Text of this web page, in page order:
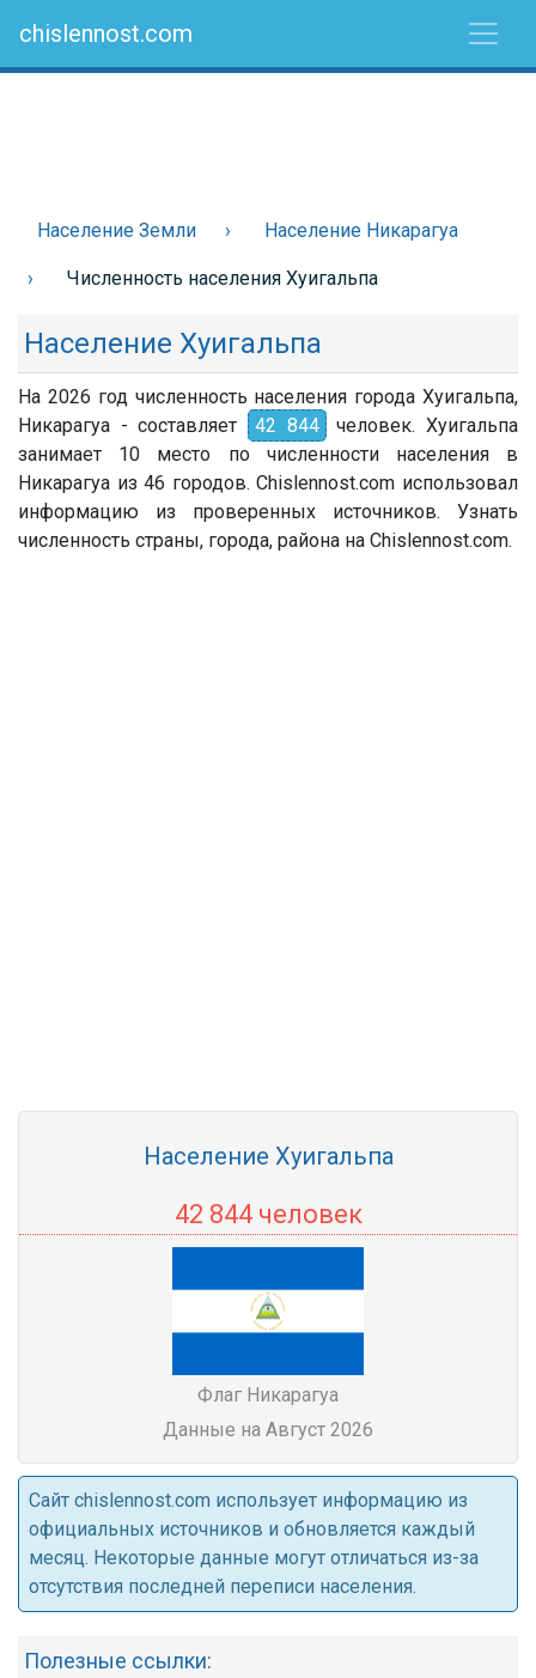
chislennost.com
Население Земли Население Никарагуа
Численность населения Хуигальпа
Население Хуигальпа
На 2026 год численность населения города Хуигальпа,
Никарагуа - составляет
42 844 человек. Хуигальпа
занимает 10 место по численности населения в
Никарагуа из 46 городов. Chislennost.com использовал
информацию из проверенных источников. Узнать
численность страны, города, района на Chislennost.com.
Население Хуигальпа
42 844 человек
Флаг Никарагуа
Данные на Август 2026
Cайт chislennost.com использует информацию из
официальных источников и обновляется каждый
месяц. Некоторые данные могут отличаться из-за
отсутствия последней переписи населения.
Полезные ссылки: